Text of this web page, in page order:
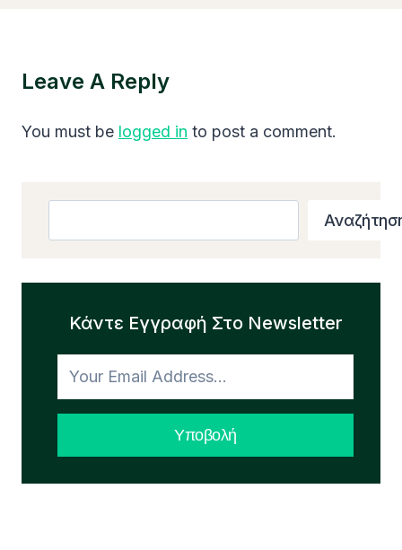
Leave A Reply
You must be logged in to post a comment.
Κάντε Εγγραφή Στο Newsletter
Υποβολή